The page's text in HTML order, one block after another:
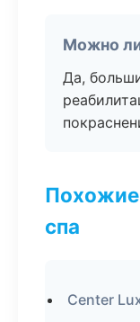
Можно ли
Да,
спа
Center